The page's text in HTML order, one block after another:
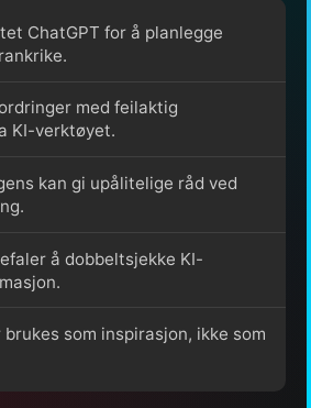
ChatGPT for å planlegge
med feilaktig
KI-verktøyet.
kan gi upålitelige råd ved
å dobbeltsjekke KI-
som inspirasjon, ikke som